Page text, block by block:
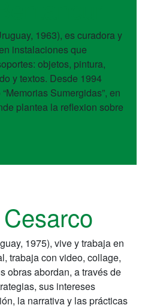
1963), es curadora y
instalaciones que
objetos, pintura,
y textos. Desde 1994
Sumergidas”, en
plantea la reflexion sobre
1975), vive y trabaja en
trabaja con video, collage,
obras abordan, a través de
sus intereses
la narrativa y las prácticas